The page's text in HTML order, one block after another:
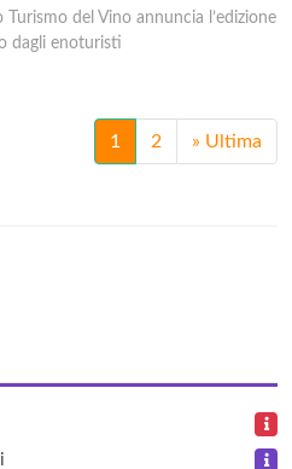
del Vino annuncia l’edizione
dagli enoturisti
1 2 » Ultima